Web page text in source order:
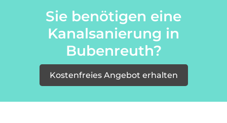
Sie benötigen eine
Kanalsanierung in
Bubenreuth?
Kostenfreies Angebot erhalten